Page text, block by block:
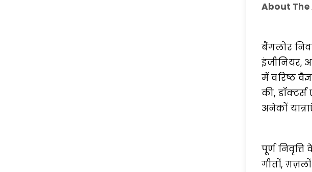
About
बैंगलोर
इंजीनियर,
में वरिष्ठ
की,
अनेकों
पूर्ण
गीतों, ग़ज़लों